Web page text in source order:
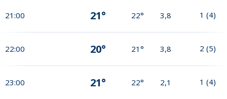
21:00 21° 22° 3,8 1 (4)
22:00 20° 21° 3,8 2 (5)
23:00 21° 22° 2,1 1 (4)